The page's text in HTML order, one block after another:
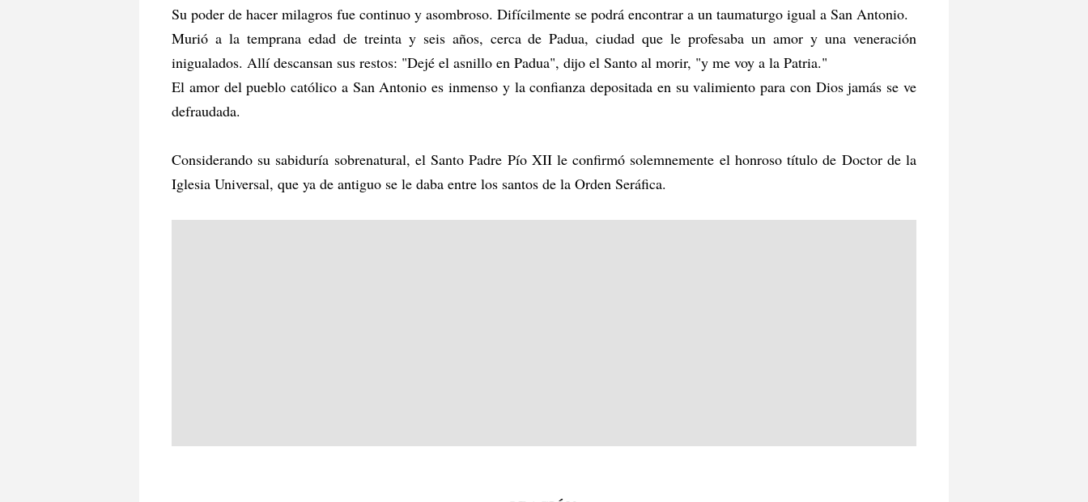
Su poder de hacer milagros fue continuo y asombroso. Difícilmente se podrá encontrar a un taumaturgo igual a San Antonio.
Murió a la temprana edad de treinta y seis años, cerca de Padua, ciudad que le profesaba un amor y una veneración
inigualados. Allí descansan sus restos: "Dejé el asnillo en Padua", dijo el Santo al morir, "y me voy a la Patria."
El amor del pueblo católico a San Antonio es inmenso y la confianza depositada en su valimiento para con Dios jamás se ve
defraudada.
Considerando su sabiduría sobrenatural, el Santo Padre Pío XII le confirmó solemnemente el honroso título de Doctor de la
Iglesia Universal, que ya de antiguo se le daba entre los santos de la Orden Seráfica.